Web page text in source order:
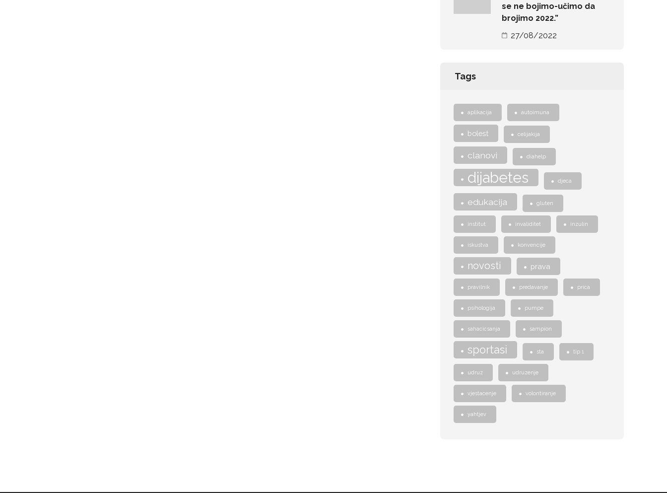
se ne bojimo-učimo da
brojimo 2022.”
27/08/2022
Tags
aplikacija autoimuna
bolest celijakija
clanovi diahelp
dijabetes djeca
edukacija gluten
institut invaliditet inzulin
iskustva konvencije
novosti prava
pravilnik predavanje prica
psihologija pumpe
sahacicsanja sampion
sportasi sta tip 1
udruz udruzenje
vjestacenje volontiranje
yahtjev